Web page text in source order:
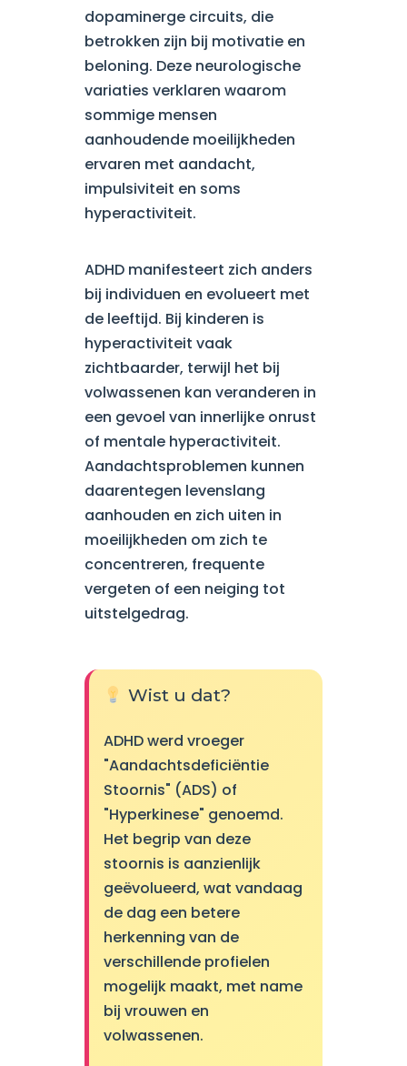
dopaminerge circuits, die
betrokken zijn bij motivatie en
beloning. Deze neurologische
variaties verklaren waarom
sommige mensen
aanhoudende moeilijkheden
ervaren met aandacht,
impulsiviteit en soms
hyperactiviteit.
ADHD manifesteert zich anders
bij individuen en evolueert met
de leeftijd. Bij kinderen is
hyperactiviteit vaak
zichtbaarder, terwijl het bij
volwassenen kan veranderen in
een gevoel van innerlijke onrust
of mentale hyperactiviteit.
Aandachtsproblemen kunnen
daarentegen levenslang
aanhouden en zich uiten in
moeilijkheden om zich te
concentreren, frequente
vergeten of een neiging tot
uitstelgedrag.
Wist u dat?
ADHD werd vroeger
"Aandachtsdeficiëntie
Stoornis" (ADS) of
"Hyperkinese" genoemd.
Het begrip van deze
stoornis is aanzienlijk
geëvolueerd, wat vandaag
de dag een betere
herkenning van de
verschillende profielen
mogelijk maakt, met name
bij vrouwen en
volwassenen.